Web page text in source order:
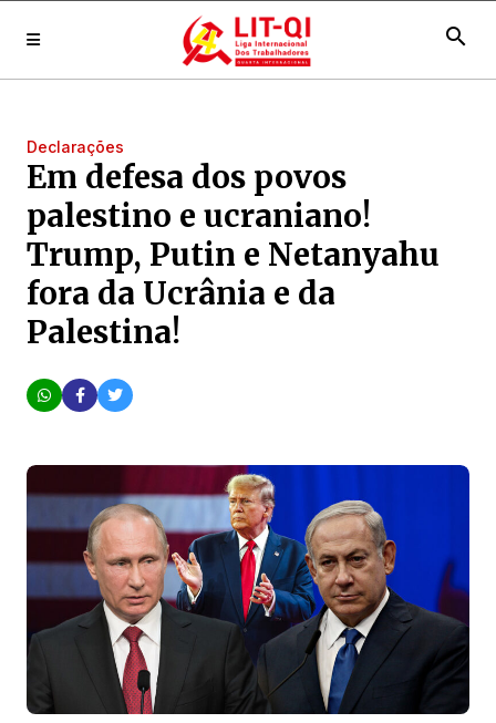
search
Declarações
Em defesa dos povos
palestino e ucraniano!
Trump, Putin e Netanyahu
fora da Ucrânia e da
Palestina!